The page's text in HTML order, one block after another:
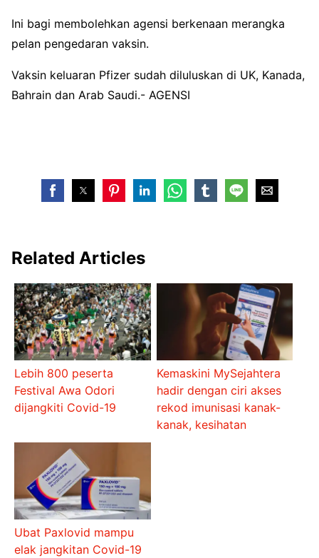
Ini bagi membolehkan agensi berkenaan merangka
pelan pengedaran vaksin.
Vaksin keluaran Pfizer sudah diluluskan di UK, Kanada,
Bahrain dan Arab Saudi.- AGENSI
Related Articles
Lebih 800 peserta
Festival Awa Odori
dijangkiti Covid-19
Kemaskini MySejahtera
hadir dengan ciri akses
rekod imunisasi kanak-
kanak, kesihatan
Ubat Paxlovid mampu
elak jangkitan Covid-19